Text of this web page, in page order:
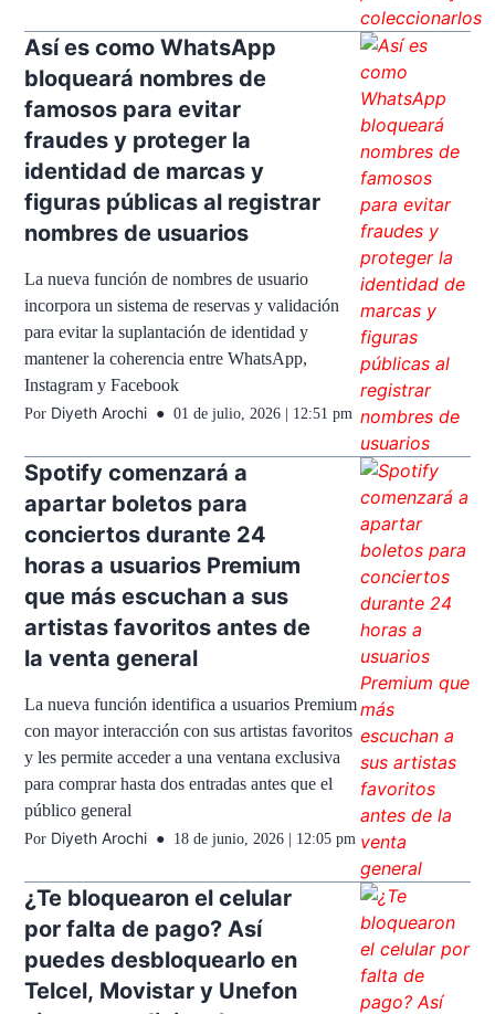
Así es como WhatsApp
bloqueará nombres de
famosos para evitar
fraudes y proteger la
identidad de marcas y
figuras públicas al registrar
nombres de usuarios
La nueva función de nombres de usuario
incorpora un sistema de reservas y validación
para evitar la suplantación de identidad y
mantener la coherencia entre WhatsApp,
Instagram y Facebook
Por Diyeth Arochi 01 de julio, 2026 | 12:51 pm
Spotify comenzará a
apartar boletos para
conciertos durante 24
horas a usuarios Premium
que más escuchan a sus
artistas favoritos antes de
la venta general
La nueva función identifica a usuarios Premium
con mayor interacción con sus artistas favoritos
y les permite acceder a una ventana exclusiva
para comprar hasta dos entradas antes que el
público general
Por Diyeth Arochi 18 de junio, 2026 | 12:05 pm
¿Te bloquearon el celular
por falta de pago? Así
puedes desbloquearlo en
Telcel, Movistar y Unefon